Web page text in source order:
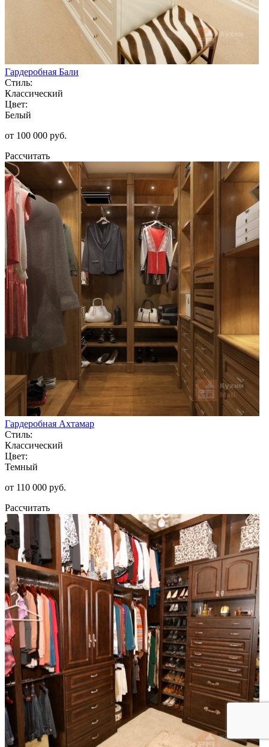
Гардеробная Бали
Стиль:
Классический
Цвет:
Белый
от 100 000 руб.
Рассчитать
Гардеробная Ахтамар
Стиль:
Классический
Цвет:
Темный
от 110 000 руб.
Рассчитать